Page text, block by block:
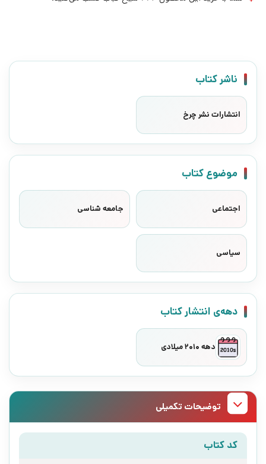
ناشر کتاب
انتشارات نشر چرخ
موضوع کتاب
اجتماعی جامعه شناسی
سیاسی
دهه‌ی انتشار کتاب
دهه 2010 میلادی
توضیحات تکمیلی
کد کتاب